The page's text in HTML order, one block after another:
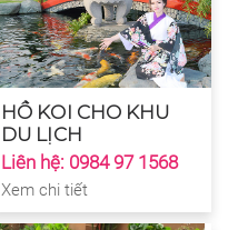
HỒ KOI CHO KHU
DU LỊCH
Liên hệ: 0984 97 1568
Xem chi tiết